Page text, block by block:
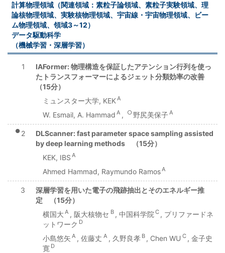
計算物理領域（関連領域：素粒子論領域、素粒子実験領域、理
論核物理領域、実験核物理領域、宇宙線・宇宙物理領域、ビー
ム物理領域、領域3～12）
データ駆動科学
（機械学習・深層学習）
1
IAFormer: 物理構造を保証したアテンション行列を使っ
たトランスフォーマーによるジェット分類効率の改善
（15分）
ミュンスター大学, KEKA
W. Esmail, A. Hammad A , ○ 野尻美保子A
● 2
DLScanner: fast parameter space sampling assisted
by deep learning methods （15分）
KEK, IBS A
Ahmed Hammad, Raymundo RamosA
3
深層学習を用いた電子の飛跡抽出とそのエネルギー推
定 （15分）
横国大 A , 阪大核物セ B , 中国科学院 C , プリファードネ
ットワーク D
小島悠矢 A , 佐藤丈 A , 久野良孝 B , Chen WU C , 金子史
寛 D